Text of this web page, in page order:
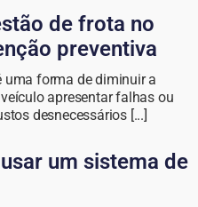
de frota no
preventiva
uma forma de diminuir a
apresentar falhas ou
desnecessários [...]
um sistema de